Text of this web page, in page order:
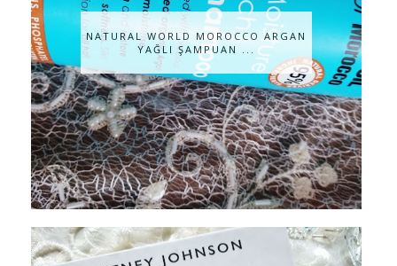
NATURAL WORLD MOROCCO ARGAN
YAĞLI ŞAMPUAN ...